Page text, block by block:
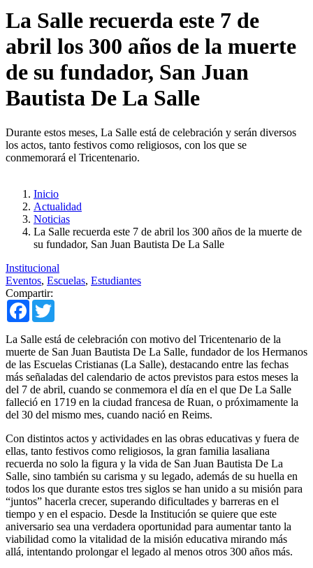
La Salle recuerda este 7 de
abril los 300 años de la muerte
de su fundador, San Juan
Bautista De La Salle
Durante estos meses, La Salle está de celebración y serán diversos
los actos, tanto festivos como religiosos, con los que se
conmemorará el Tricentenario.
Inicio
Actualidad
Noticias
La Salle recuerda este 7 de abril los 300 años de la muerte de
su fundador, San Juan Bautista De La Salle
Institucional
Eventos, Escuelas, Estudiantes
Compartir:
Facebook
La Salle está de celebración con motivo del Tricentenario de la
muerte de San Juan Bautista De La Salle, fundador de los Hermanos
de las Escuelas Cristianas (La Salle), destacando entre las fechas
más señaladas del calendario de actos previstos para estos meses la
del 7 de abril, cuando se conmemora el día en el que De La Salle
falleció en 1719 en la ciudad francesa de Ruan, o próximamente la
del 30 del mismo mes, cuando nació en Reims.
Con distintos actos y actividades en las obras educativas y fuera de
ellas, tanto festivos como religiosos, la gran familia lasaliana
recuerda no solo la figura y la vida de San Juan Bautista De La
Salle, sino también su carisma y su legado, además de su huella en
todos los que durante estos tres siglos se han unido a su misión para
“juntos” hacerla crecer, superando dificultades y barreras en el
tiempo y en el espacio. Desde la Institución se quiere que este
aniversario sea una verdadera oportunidad para aumentar tanto la
viabilidad como la vitalidad de la misión educativa mirando más
allá, intentando prolongar el legado al menos otros 300 años más.